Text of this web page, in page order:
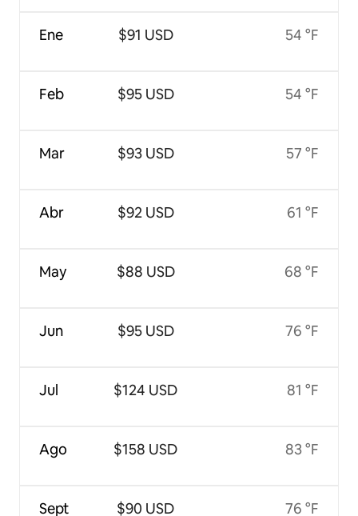
Ene
Feb
Mar
Abr
May
Jun
Jul
Ago
Sept
$91 USD
$95 USD
$93 USD
$92 USD
$88 USD
$95 USD
$124 USD
$158 USD
$90 USD
54 °F
54 °F
57 °F
61 °F
68 °F
76 °F
81 °F
83 °F
76 °F